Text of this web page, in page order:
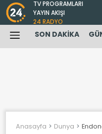
TV PROGRAMLARI
YAYIN AKIŞI
24 RADYO
SON DAKİKA
Anasayfa Dunya